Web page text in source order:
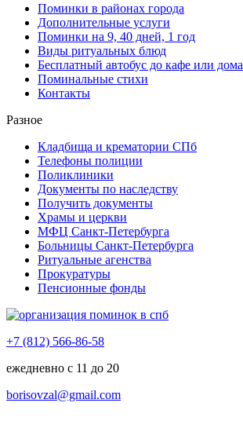
Поминки в районах города
Дополнительные услуги
Поминки на 9, 40 дней, 1 год
Виды ритуальных блюд
Бесплатный автобус до кафе или дома
Поминальные стихи
Контакты
Разное
Кладбища и крематории СПб
Телефоны полиции
Поликлиники
Документы по наследству
Получить документы
Храмы и церкви
МФЦ Санкт-Петербурга
Больницы Санкт-Петербурга
Ритуальные агенства
Прокуратуры
Пенсионные фонды
+7 (812) 566-86-58
ежедневно с 11 до 20
borisovzal@gmail.com